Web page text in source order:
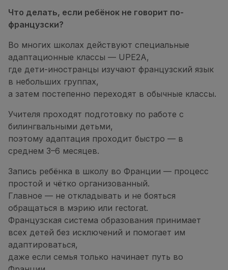
Что делать, если ребёнок не говорит по-
французски?
Во многих школах действуют специальные
адаптационные классы — UPE2A,
где дети-иностранцы изучают французский язык
в небольших группах,
а затем постепенно переходят в обычные классы.
Учителя проходят подготовку по работе с
билингвальными детьми,
поэтому адаптация проходит быстро — в
среднем 3–6 месяцев.
Запись ребёнка в школу во Франции — процесс
простой и чётко организованный.
Главное — не откладывать и не бояться
обращаться в мэрию или rectorat.
Французская система образования принимает
всех детей без исключений и помогает им
адаптироваться,
даже если семья только начинает путь во